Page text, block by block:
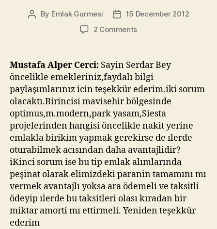
Post
By Emlak Gurmesi
Post15 December 2012
2 Commentson
Cerci
Emlak
Gurmesi
üzerinden
sormuş
Mustafa Alper Cerci: Sayin Serdar Bey
öncelikle emekleriniz,faydalı bilgi
paylaşımlarınız icin teşekkür ederim.iki sorum
olacaktı.Birincisi mavisehir bölgesinde
optimus,m.modern,park yasam,Siesta
projelerinden hangisi öncelikle nakit yerine
emlakla birikim yapmak gerekirse de ılerde
oturabilmek acısından daha avantajlidir?
iKinci sorum ise bu tip emlak alımlarında
peşinat olarak elimizdeki paranin tamamını mı
vermek avantajlı yoksa ara ödemeli ve taksitli
ödeyip ılerde bu taksitleri olası kıradan bir
miktar amorti mı ettirmeli. Yeniden teşekkür
ederim